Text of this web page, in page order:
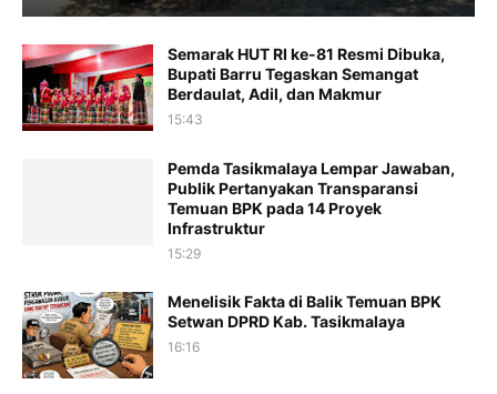
Semarak HUT RI ke-81 Resmi Dibuka,
Bupati Barru Tegaskan Semangat
Berdaulat, Adil, dan Makmur
15:43
Pemda Tasikmalaya Lempar Jawaban,
Publik Pertanyakan Transparansi
Temuan BPK pada 14 Proyek
Infrastruktur
15:29
Menelisik Fakta di Balik Temuan BPK
Setwan DPRD Kab. Tasikmalaya
16:16